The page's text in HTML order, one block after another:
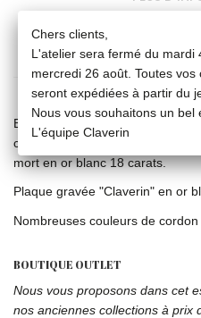
FICHE
Bracelet cordon, ajustable au
composé de 5 perles de culture
mort en or blanc 18 carats.
Plaque gravée "Claverin" en or
Nombreuses couleurs de cordon
BOUTIQUE OUTLET
Nous vous proposons dans cet
nos anciennes collections à prix
Chers clients,
L'atelier sera fermé du mardi
mercredi 26 août. Toutes vos
seront expédiées à partir du
Nous vous souhaitons un bel
L'équipe Claverin